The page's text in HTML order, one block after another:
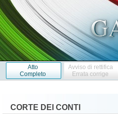
Atto
Completo
Avviso di rettifica
Errata corrige
CORTE DEI CONTI